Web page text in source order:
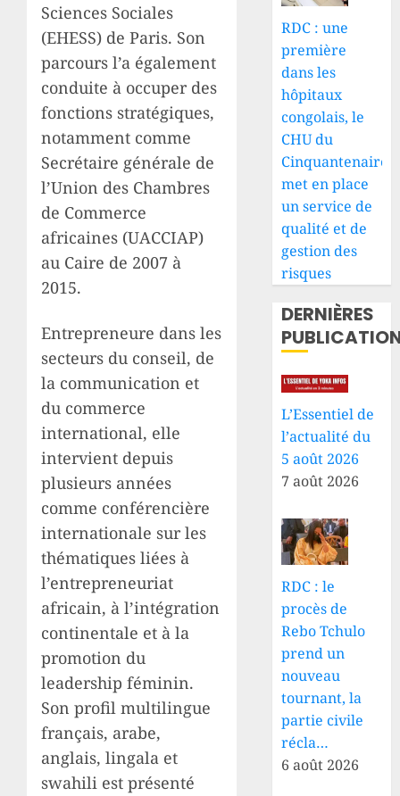
Sciences Sociales
(EHESS) de Paris. Son
parcours l’a également
conduite à occuper des
fonctions stratégiques,
notamment comme
Secrétaire générale de
l’Union des Chambres
de Commerce
africaines (UACCIAP)
au Caire de 2007 à
2015.
Entrepreneure dans les
secteurs du conseil, de
la communication et
du commerce
international, elle
intervient depuis
plusieurs années
comme conférencière
internationale sur les
thématiques liées à
l’entrepreneuriat
africain, à l’intégration
continentale et à la
promotion du
leadership féminin.
Son profil multilingue
français, arabe,
anglais, lingala et
swahili est présenté
RDC : une
première
dans les
hôpitaux
congolais, le
CHU du
Cinquantenaire
met en place
un service de
qualité et de
gestion des
risques
DERNIÈRES
L’Essentiel de
l’actualité du
5 août 2026
7 août 2026
RDC : le
procès de
Rebo Tchulo
prend un
nouveau
tournant, la
partie civile
récla…
6 août 2026